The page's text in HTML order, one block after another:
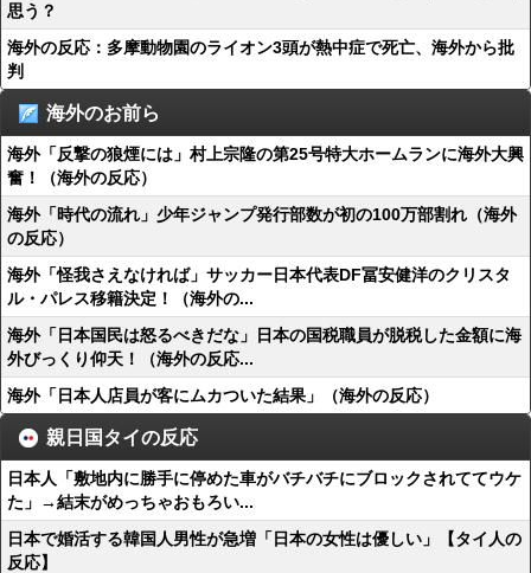
思う？
海外の反応：多摩動物園のライオン3頭が熱中症で死亡、海外から批
判
海外のお前ら
海外「反撃の狼煙には」村上宗隆の第25号特大ホームランに海外大興
奮！（海外の反応）
海外「時代の流れ」少年ジャンプ発行部数が初の100万部割れ（海外
の反応）
海外「怪我さえなければ」サッカー日本代表DF冨安健洋のクリスタ
ル・パレス移籍決定！（海外の...
海外「日本国民は怒るべきだな」日本の国税職員が脱税した金額に海
外びっくり仰天！（海外の反応...
海外「日本人店員が客にムカついた結果」（海外の反応）
親日国タイの反応
日本人「敷地内に勝手に停めた車がバチバチにブロックされててウケ
た」→結末がめっちゃおもろい...
日本で婚活する韓国人男性が急増「日本の女性は優しい」【タイ人の
反応】